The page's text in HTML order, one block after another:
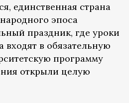
единственная страна
эпоса
праздник, где уроки
входят в обязательную
программу
открыли целую